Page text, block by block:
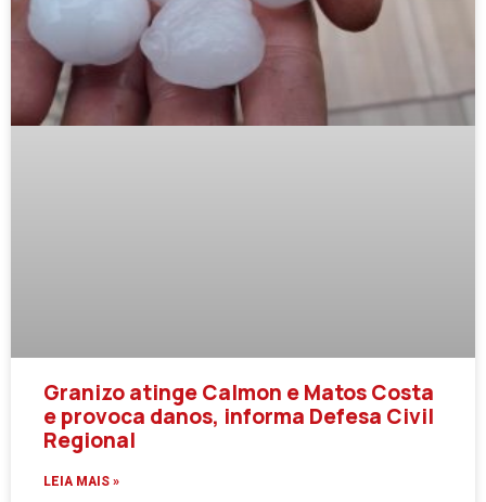
Granizo atinge Calmon e Matos Costa
e provoca danos, informa Defesa Civil
Regional
LEIA MAIS »